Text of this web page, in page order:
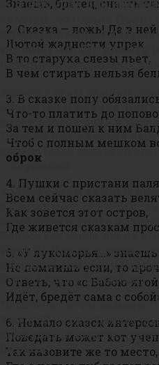
2. Сказка — ложь! Да в ней
Лютой жадности упрек.
В то старуха слезы льет,
В чем стирать нельзя
3. В сказке попу
Что-то платить до
За тем и пошел к ним
Чтоб с полным мешком
оброк
4. Пушки с пристани
Всем сейчас сказать
Как зовется этот остров,
Где живется сказкам
5. «У лукоморья…»
Не помнишь если, то
Ответь, что «с Бабою-ягой
Идёт, бредёт сама с
6. Немало сказок
Поведать может кот
Так назовите же то место,
5. В ребусах
принадлежавших
им кому-то. Отгадайте
название указанных
Кольцо с этим камнем
портретов Пушкина. Оно
палец правой руки и
Портрет был написан
кольцо было подарено
—сердолик
Кольцо с этим камнем
в Бессарабию дядя,
фамильным, ранее
Бориса Годунова, среди
Иван III. Одним словом,
подарком кому-то из
всего Абраму Ганнибалу. —
Перстень с этим камнем
Уже в 50-е годы Данзас
снял кольцо вместе с
бирюза